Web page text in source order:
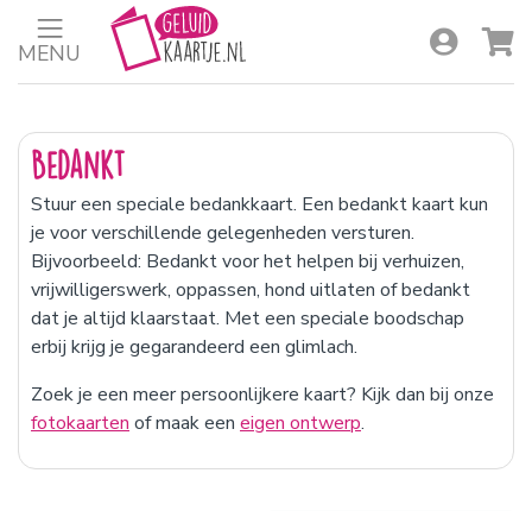
MENU
Bedankt
Stuur een speciale bedankkaart. Een bedankt kaart kun
je voor verschillende gelegenheden versturen.
Bijvoorbeeld: Bedankt voor het helpen bij verhuizen,
vrijwilligerswerk, oppassen, hond uitlaten of bedankt
dat je altijd klaarstaat. Met een speciale boodschap
erbij krijg je gegarandeerd een glimlach.
Zoek je een meer persoonlijkere kaart? Kijk dan bij onze
fotokaarten of maak een eigen ontwerp.